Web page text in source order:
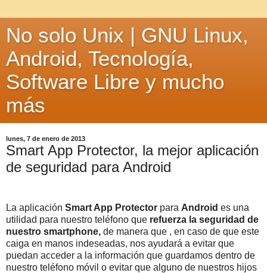
No solo Unix | GNU Linux,
Android, Tecnología,
Software Libre y mucho
más
lunes, 7 de enero de 2013
Smart App Protector, la mejor aplicación
de seguridad para Android
La aplicación Smart App Protector para Android es una
utilidad para nuestro teléfono que refuerza la seguridad de
nuestro smartphone, de manera que , en caso de que este
caiga en manos indeseadas, nos ayudará a evitar que
puedan acceder a la información que guardamos dentro de
nuestro teléfono móvil o evitar que alguno de nuestros hijos